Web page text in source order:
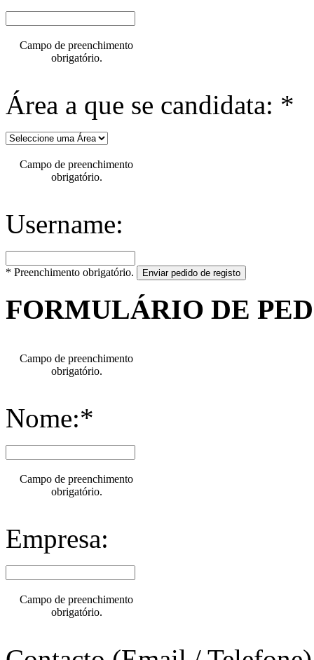
Campo de preenchimento
obrigatório.
Área a que se candidata: *
Campo de preenchimento
obrigatório.
Username:
* Preenchimento obrigatório. Enviar pedido de registo
FORMULÁRIO DE
Campo de preenchimento
obrigatório.
Nome:*
Campo de preenchimento
obrigatório.
Empresa:
Campo de preenchimento
obrigatório.